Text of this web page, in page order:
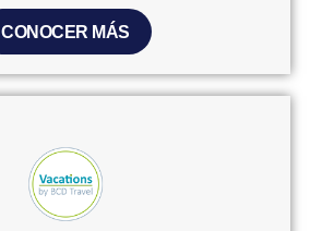
CONOCER MÁS